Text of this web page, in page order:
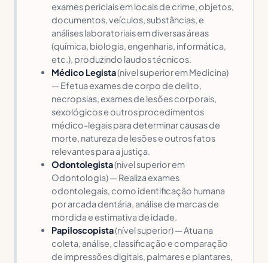
exames periciais em locais de crime, objetos,
documentos, veículos, substâncias, e
análises laboratoriais em diversas áreas
(química, biologia, engenharia, informática,
etc.), produzindo laudos técnicos.
Médico Legista(nível superior em Medicina)
— Efetua exames de corpo de delito,
necropsias, exames de lesões corporais,
sexológicos e outros procedimentos
médico-legais para determinar causas de
morte, natureza de lesões e outros fatos
relevantes para a justiça.
Odontolegista(nível superior em
Odontologia) — Realiza exames
odontolegais, como identificação humana
por arcada dentária, análise de marcas de
mordida e estimativa de idade.
Papiloscopista(nível superior) — Atua na
coleta, análise, classificação e comparação
de impressões digitais, palmares e plantares,